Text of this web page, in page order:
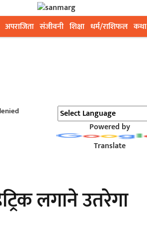
अपराजिता संजीवनी शिक्षा धर्म/राशिफल कथा
Powered by
Translate
लगाने उतरेगा